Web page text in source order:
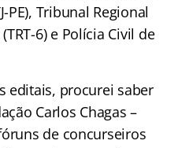
PE), Tribunal Regional
6) e Polícia Civil de
editais, procurei saber
Carlos Chagas –
de concurseiros